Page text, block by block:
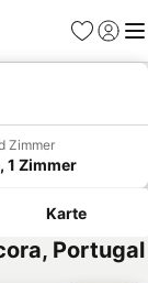
Favoriten
Zimmer
1 Zimmer
Karte
Portugal